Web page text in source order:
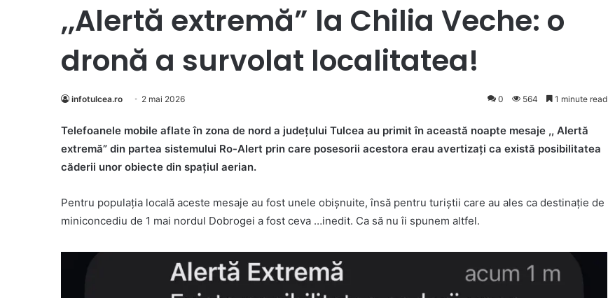
,,Alertă extremă” la Chilia Veche: o
dronă a survolat localitatea!
infotulcea.ro 2 mai 2026 0 564 1 minute read
Telefoanele mobile aflate în zona de nord a județului Tulcea au primit în această noapte mesaje ,, Alertă
extremă” din partea sistemului Ro-Alert prin care posesorii acestora erau avertizați ca există posibilitatea
căderii unor obiecte din spațiul aerian.
Pentru populația locală aceste mesaje au fost unele obișnuite, însă pentru turiștii care au ales ca destinație de
miniconcediu de 1 mai nordul Dobrogei a fost ceva …inedit. Ca să nu îi spunem altfel.